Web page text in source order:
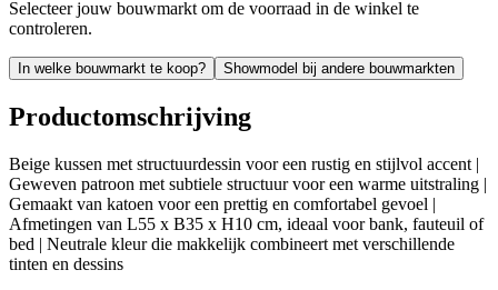
Selecteer jouw bouwmarkt om de voorraad in de winkel te
controleren.
In welke bouwmarkt te koop? Showmodel bij andere bouwmarkten
Productomschrijving
Beige kussen met structuurdessin voor een rustig en stijlvol accent |
Geweven patroon met subtiele structuur voor een warme uitstraling |
Gemaakt van katoen voor een prettig en comfortabel gevoel |
Afmetingen van L55 x B35 x H10 cm, ideaal voor bank, fauteuil of
bed | Neutrale kleur die makkelijk combineert met verschillende
tinten en dessins